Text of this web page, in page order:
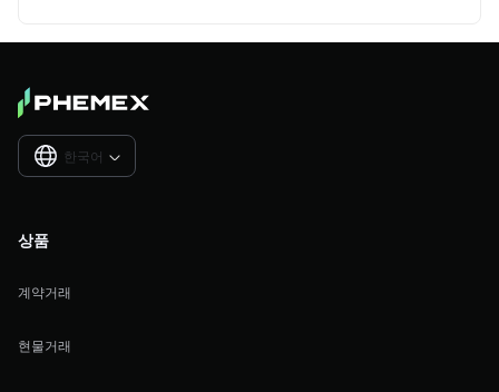
한국어 
상품
계약거래
현물거래